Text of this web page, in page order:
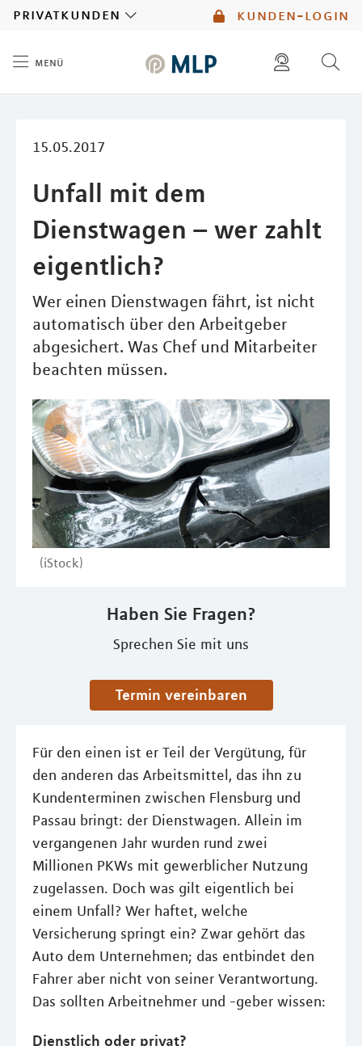
kunden-login
privatkunden
menü
15.05.2017
Unfall mit dem
Dienstwagen – wer zahlt
eigentlich?
Wer einen Dienstwagen fährt, ist nicht
automatisch über den Arbeitgeber
abgesichert. Was Chef und Mitarbeiter
beachten müssen.
(iStock)
Haben Sie Fragen?
Sprechen Sie mit uns
Termin vereinbaren
Für den einen ist er Teil der Vergütung, für
den anderen das Arbeitsmittel, das ihn zu
Kundenterminen zwischen Flensburg und
Passau bringt: der Dienstwagen. Allein im
vergangenen Jahr wurden rund zwei
Millionen PKWs mit gewerblicher Nutzung
zugelassen. Doch was gilt eigentlich bei
einem Unfall? Wer haftet, welche
Versicherung springt ein? Zwar gehört das
Auto dem Unternehmen; das entbindet den
Fahrer aber nicht von seiner Verantwortung.
Das sollten Arbeitnehmer und -geber wissen:
Dienstlich oder privat?